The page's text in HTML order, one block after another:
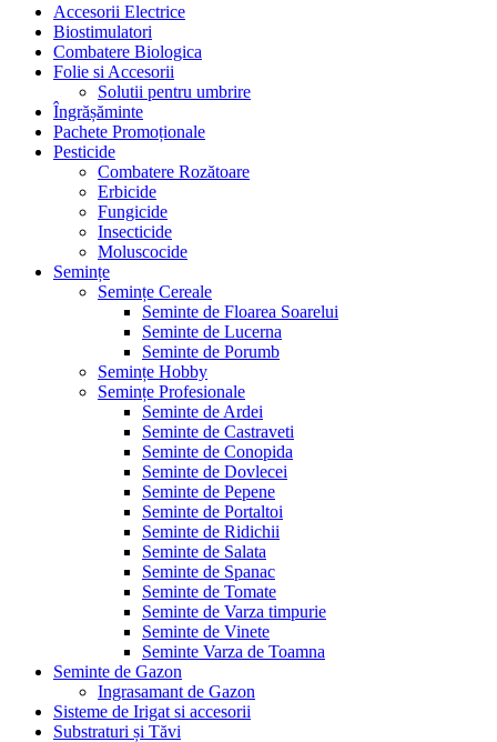
Accesorii Electrice
Biostimulatori
Combatere Biologica
Folie si Accesorii
Solutii pentru umbrire
Îngrășăminte
Pachete Promoționale
Pesticide
Combatere Rozătoare
Erbicide
Fungicide
Insecticide
Moluscocide
Semințe
Semințe Cereale
Seminte de Floarea Soarelui
Seminte de Lucerna
Seminte de Porumb
Semințe Hobby
Semințe Profesionale
Seminte de Ardei
Seminte de Castraveti
Seminte de Conopida
Seminte de Dovlecei
Seminte de Pepene
Seminte de Portaltoi
Seminte de Ridichii
Seminte de Salata
Seminte de Spanac
Seminte de Tomate
Seminte de Varza timpurie
Seminte de Vinete
Seminte Varza de Toamna
Seminte de Gazon
Ingrasamant de Gazon
Sisteme de Irigat si accesorii
Substraturi și Tăvi